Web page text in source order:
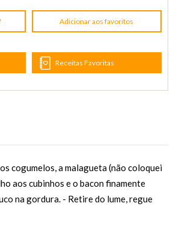
Adicionar aos favoritos
Receitas Favoritas
cogumelos, a malagueta (não coloquei
aos cubinhos e o bacon finamente
na gordura. - Retire do lume, regue